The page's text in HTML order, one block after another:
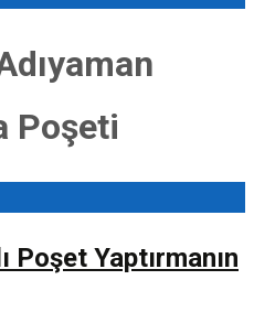
Poşeti
Poşet Yaptırmanın